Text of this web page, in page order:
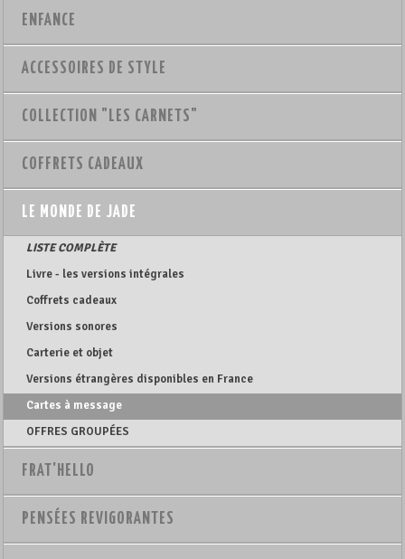
ENFANCE
ACCESSOIRES DE STYLE
COLLECTION "LES CARNETS"
COFFRETS CADEAUX
LE MONDE DE JADE
LISTE COMPLÈTE
Livre - les versions intégrales
Coffrets cadeaux
Versions sonores
Carterie et objet
Versions étrangères disponibles en France
Cartes à message
OFFRES GROUPÉES
FRAT'HELLO
PENSÉES REVIGORANTES